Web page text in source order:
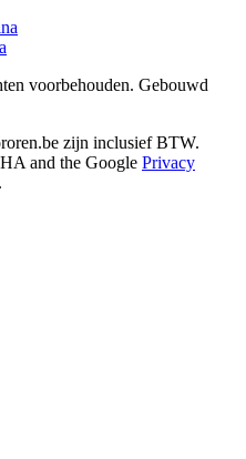
voorbehouden. Gebouwd
zijn inclusief BTW.
and the Google Privacy